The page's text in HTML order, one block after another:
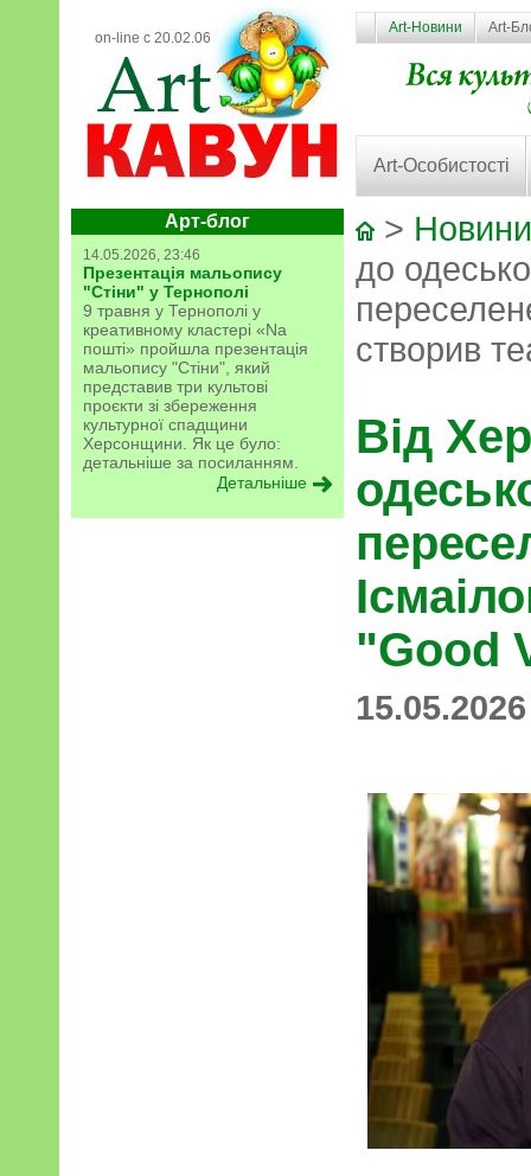
on-line с 20.02.06
Art-Новини Art-
Art-Особистості
Арт-блог
14.05.2026, 23:46
Презентація мальопису
"Стіни" у Тернополі
9 травня у Тернополі у
креативному кластері «Na
пошті» пройшла презентація
мальопису "Стіни", який
представив три культові
проєкти зі збереження
культурної спадщини
Херсонщини. Як це було:
детальніше за посиланням.
Детальніше
>
до
створив
Від
"Good